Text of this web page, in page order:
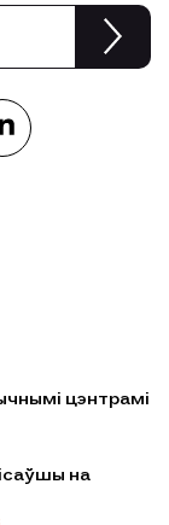
цэнтрамі
на